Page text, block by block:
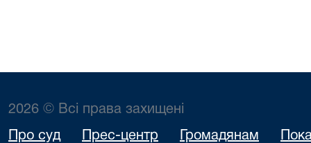
2026 © Всі права захищені
Про суд Прес-центр Громадянам